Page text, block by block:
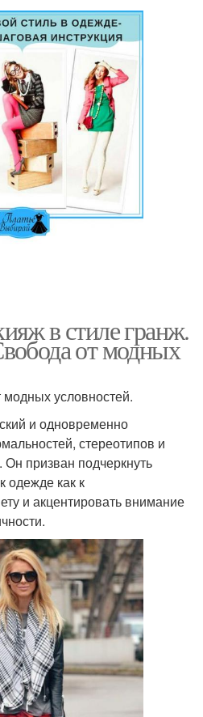
в стиле гранж.
от модных
условностей.
и одновременно
стереотипов и
призван подчеркнуть
одежде как к
и акцентировать внимание